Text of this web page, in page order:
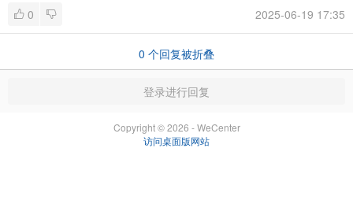
0
2025-06-19 17:35
0 个回复被折叠
登录进行回复
Copyright © 2026 - WeCenter
访问桌面版网站